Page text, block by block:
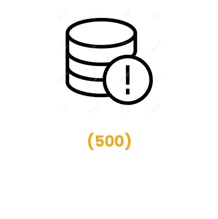
(500)